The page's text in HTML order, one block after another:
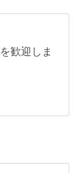
歓迎しま